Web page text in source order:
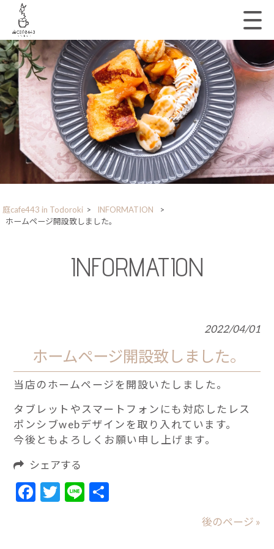
庭cafe443 in Todoroki > INFORMATION
>
ホームページ開設致しました。
INFORMATION
2022/04/01
ホームページ開設致しました。
当店のホームページを開設いたしました。
タブレットやスマートフォンにも対応したレス
ポンシブwebデザインを取り入れています。
今後ともよろしくお願い申し上げます。
シェアする
Facebook
Twitter
Line
後のページ »